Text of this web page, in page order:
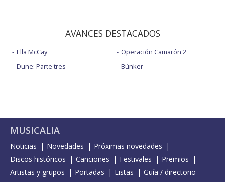
AVANCES DESTACADOS
Ella McCay
Dune: Parte tres
Operación Camarón 2
Búnker
MUSICALIA
Noticias Novedades
Próximas novedades
Discos históricos
Canciones Festivales
Premios
Artistas y grupos
Portadas Listas Guía / directorio